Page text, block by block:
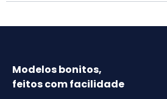
Modelos bonitos,
feitos com facilidade